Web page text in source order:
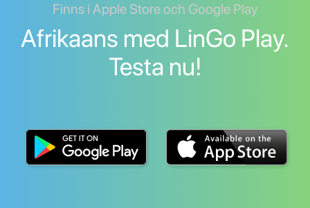
Finns i Apple Store och Google Play
Afrikaans med LinGo Play.
Testa nu!